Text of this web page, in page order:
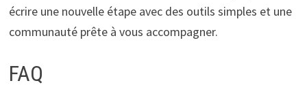
écrire une nouvelle étape avec des outils simples et une
communauté prête à vous accompagner.
FAQ